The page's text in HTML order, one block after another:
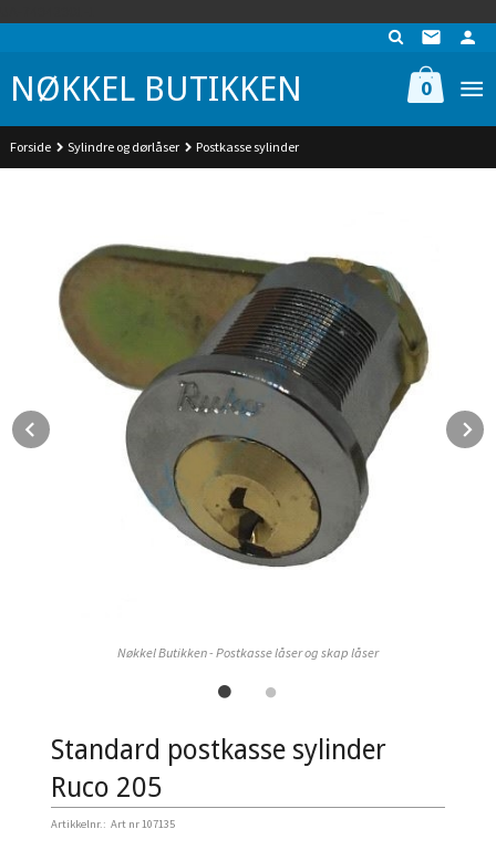
NØKKEL BUTIKKEN 0
Forside Sylindre og dørlåser Postkasse sylinder
Nøkkel Butikken - Postkasse låser og skap låser
Standard postkasse sylinder
Ruco 205
Artikkelnr.: Art nr 107135